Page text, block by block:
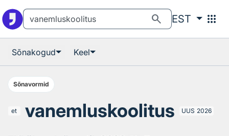
search EST apps
Sõnakogud Keel
Sõnavormid
et vanemluskoolitus UUS 2026